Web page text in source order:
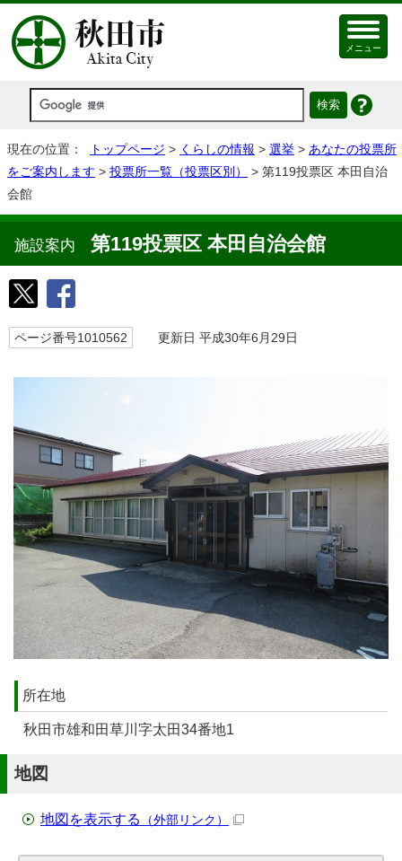
メニュー
現在の位置： トップページ > くらしの情報 > 選挙 > あなたの投票所
をご案内します > 投票所一覧（投票区別）
> 第119投票区 本田自治
会館
施設案内 第119投票区 本田自治会館
ページ番号1010562 更新日 平成30年6月29日
所在地
秋田市雄和田草川字太田34番地1
地図
地図を表示する （外部リンク）